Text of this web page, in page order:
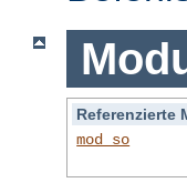
Referenzierte
mod_so